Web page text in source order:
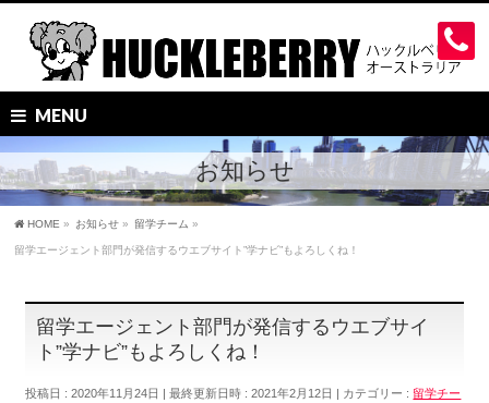
MENU
お知らせ
HOME » お知らせ » 留学チーム »
留学エージェント部門が発信するウエブサイト”学ナビ”もよろしくね！
留学エージェント部門が発信するウエブサイ
ト”学ナビ”もよろしくね！
投稿日 : 2020年11月24日 最終更新日時 : 2021年2月12日 カテゴリー : 留学チー